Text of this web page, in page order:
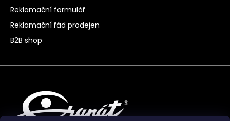
Reklamační formulář
Reklamační řád prodejen
B2B shop